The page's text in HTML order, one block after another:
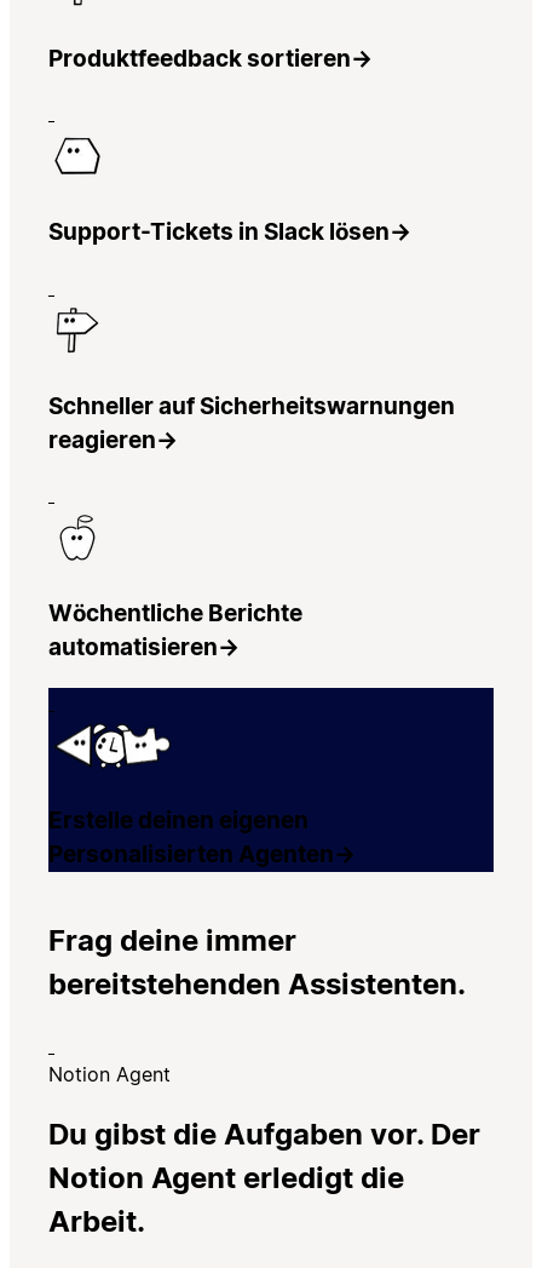
Produktfeedback sortieren→
Support-Tickets in Slack lösen→
Schneller auf Sicherheitswarnungen
reagieren→
Wöchentliche Berichte
automatisieren→
Erstelle deinen eigenen
Personalisierten Agenten→
Frag deine immer
bereitstehenden Assistenten.
Notion Agent
Du gibst die Aufgaben vor. Der
Notion Agent erledigt die
Arbeit.